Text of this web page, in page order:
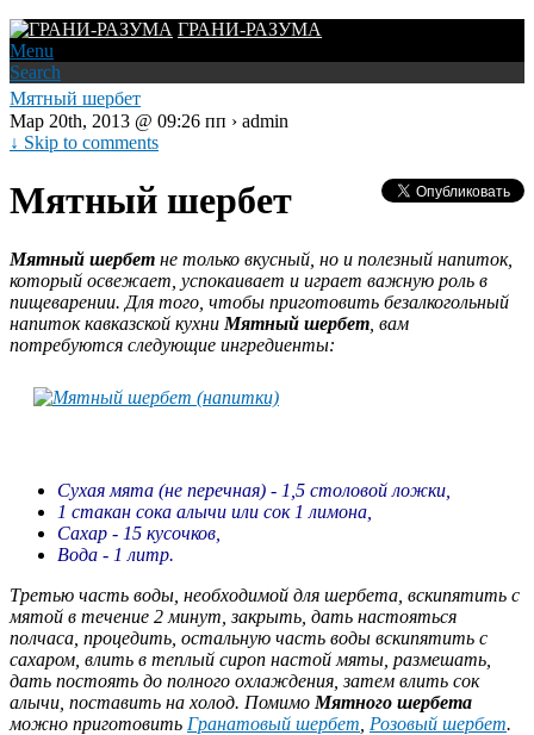
ГРАНИ-РАЗУМА
Menu
Search
Мятный шербет
Мар 20th, 2013 @ 09:26 пп › admin
↓ Skip to comments
Мятный шербет
Мятный шербет не только вкусный, но и полезный напиток,
который освежает, успокаивает и играет важную роль в
пищеварении. Для того, чтобы приготовить безалкогольный
напиток кавказской кухни Мятный шербет , вам
потребуются следующие ингредиенты:
Сухая мята (не перечная) - 1,5 столовой ложки,
1 стакан сока алычи или сок 1 лимона,
Сахар - 15 кусочков,
Вода - 1 литр.
Третью часть воды, необходимой для шербета, вскипятить с
мятой в течение 2 минут, закрыть, дать настояться
полчаса, процедить, остальную часть воды вскипятить с
сахаром, влить в теплый сироп настой мяты, размешать,
дать постоять до полного охлаждения, затем влить сок
алычи, поставить на холод. Помимо Мятного шербета
можно приготовить Гранатовый шербет Розовый шербет.